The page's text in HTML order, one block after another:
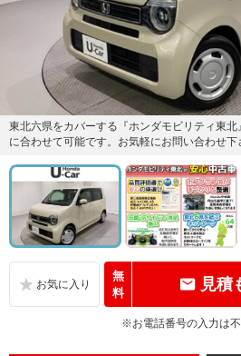
東北六県をカバーする『ホンダモビリティ東
に合わせて可能です。お気軽にお問い合わせ下
無
料
見積
※お電話番号の入力は不